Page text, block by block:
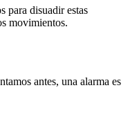
para disuadir estas
movimientos.
antes, una alarma es